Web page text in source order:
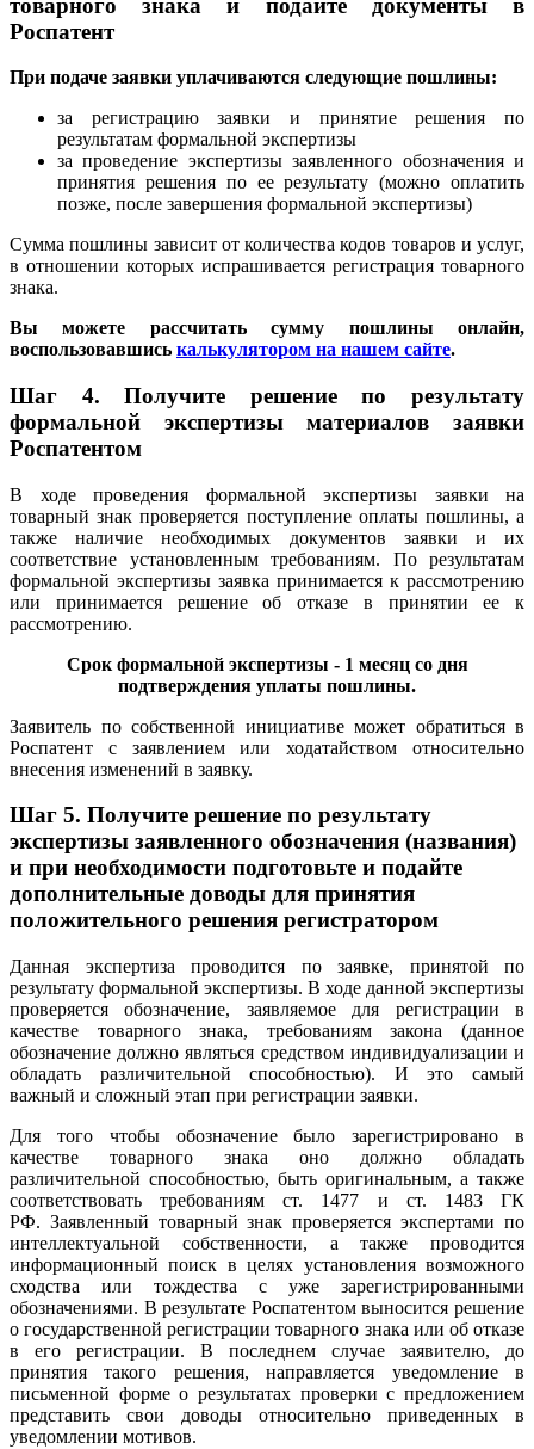
Роспатент
При подаче заявки уплачиваются следующие пошлины:
за регистрацию заявки и принятие решения по
результатам формальной экспертизы
за проведение экспертизы заявленного обозначения и
принятия решения по ее результату (можно оплатить
позже, после завершения формальной экспертизы)
Сумма пошлины зависит от количества кодов товаров и услуг,
в отношении которых испрашивается регистрация товарного
знака.
Вы можете рассчитать сумму пошлины онлайн,
воспользовавшись калькулятором на нашем сайте.
Шаг 4. Получите решение по результату
формальной экспертизы материалов заявки
Роспатентом
В ходе проведения формальной экспертизы заявки на
товарный знак проверяется поступление оплаты пошлины, а
также наличие необходимых документов заявки и их
соответствие установленным требованиям. По результатам
формальной экспертизы заявка принимается к рассмотрению
или принимается решение об отказе в принятии ее к
рассмотрению.
Срок формальной экспертизы - 1 месяц со дня
подтверждения уплаты пошлины.
Заявитель по собственной инициативе может обратиться в
Роспатент с заявлением или ходатайством относительно
внесения изменений в заявку.
Шаг 5. Получите решение по результату
экспертизы заявленного обозначения (названия)
и при необходимости подготовьте и подайте
дополнительные доводы для принятия
положительного решения регистратором
Данная экспертиза проводится по заявке, принятой по
результату формальной экспертизы. В ходе данной экспертизы
проверяется обозначение, заявляемое для регистрации в
качестве товарного знака, требованиям закона (данное
обозначение должно являться средством индивидуализации и
обладать различительной способностью). И это самый
важный и сложный этап при регистрации заявки.
Для того чтобы обозначение было зарегистрировано в
качестве товарного знака оно должно обладать
различительной способностью, быть оригинальным, а также
соответствовать требованиям ст. 1477 и ст. 1483 ГК
РФ. Заявленный товарный знак проверяется экспертами по
интеллектуальной собственности, а также проводится
информационный поиск в целях установления возможного
сходства или тождества с уже зарегистрированными
обозначениями. В результате Роспатентом выносится решение
о государственной регистрации товарного знака или об отказе
в его регистрации. В последнем случае заявителю, до
принятия такого решения, направляется уведомление в
письменной форме о результатах проверки с предложением
представить свои доводы относительно приведенных в
уведомлении мотивов.